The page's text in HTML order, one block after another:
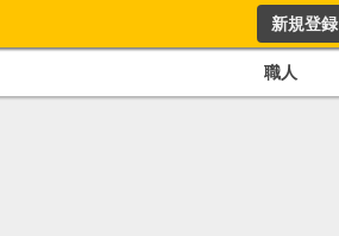
新規登録
職人